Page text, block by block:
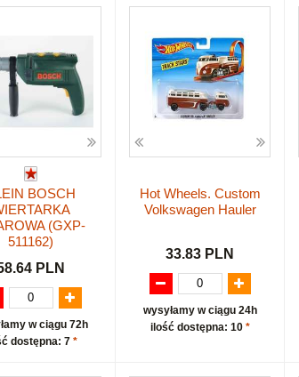
BOSCH
(GXP-
511162)
PLN
w ciągu 72h
dostępna: 7 *
Hot Wheels. Custom
Volkswagen Hauler
33.83 PLN
wysyłamy w ciągu 24h
ilość dostępna: 10 *